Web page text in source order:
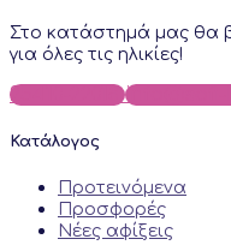
Στο κατάστημά μας θα
για όλες τις ηλικίες!
25410-22018
Κατάλογος
Προτεινόμενα
Προσφορές
Νέες αφίξεις